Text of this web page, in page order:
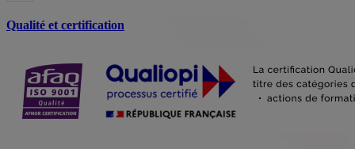
Qualité et certification